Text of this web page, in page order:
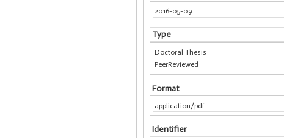
2016-05-09
Type
Doctoral Thesis
PeerReviewed
Format
application/pdf
Identifier